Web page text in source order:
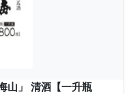
山」 清酒【一升瓶